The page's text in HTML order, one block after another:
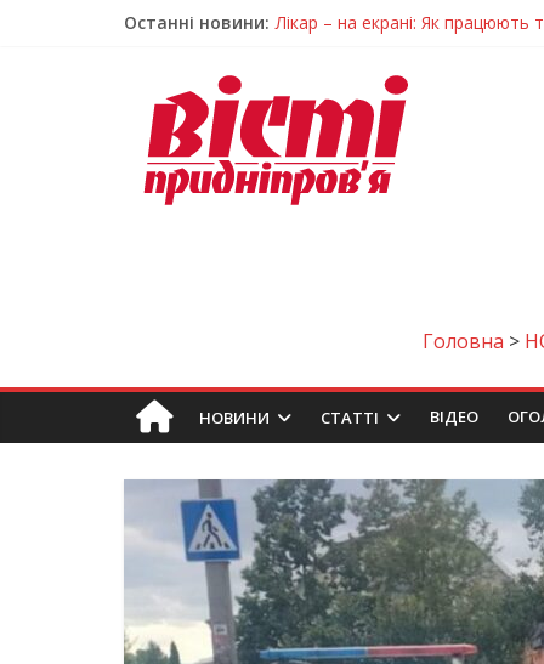
Останні новини: Лікар – на екрані: Як працюють
Пошуки тривають: на
Ветерани Дніпропетровщини
Говорити про воду без паніки:
Головна >
НОВИНИ СТАТТІ ВIДЕО